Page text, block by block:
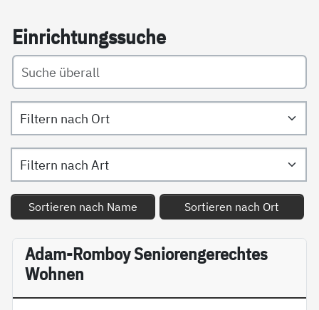
Ein­rich­tungs­su­che
Filtern nach Ort
Filtern nach Art
Sortieren nach Name Sortieren nach Ort
Adam-Romboy Seniorengerechtes
Wohnen